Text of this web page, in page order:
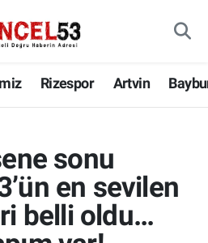
Rizespor Artvin
sonu
en sevilen
belli oldu…